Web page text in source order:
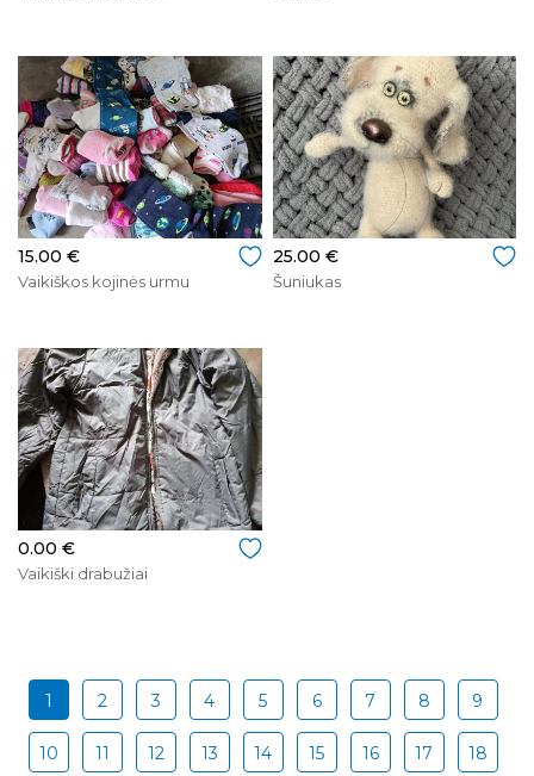
15.00 €
Vaikiškos kojinės urmu
25.00 €
Šuniukas
0.00 €
Vaikiški drabužiai
1 2 3 4 5 6 7 8 9
10 11 12 13 14 15 16 17 18